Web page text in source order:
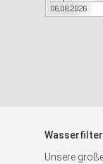
Unsere